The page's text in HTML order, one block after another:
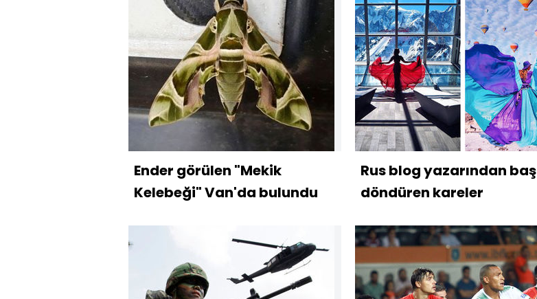
Ender görülen "Mekik
Kelebeği" Van'da bulundu
Rus blog yazarından baş
döndüren kareler